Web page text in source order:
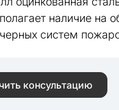
наличие на
систем
консультацию